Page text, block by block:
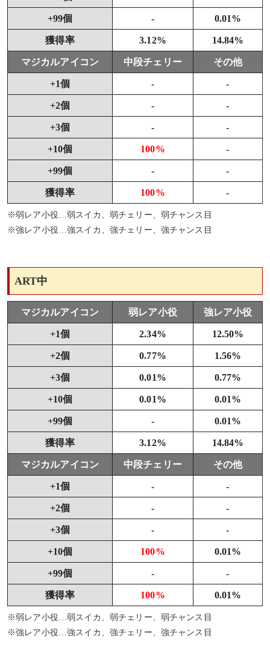
+99個 - 0.01%
獲得率 3.12% 14.84%
マジカルアイコン 中段チェリー その他
+1個 - -
+2個 - -
+3個 - -
+10個 100% -
+99個 - -
獲得率 100% -
※弱レア小役…弱スイカ、弱チェリー、弱チャンス目
※強レア小役…強スイカ、強チェリー、強チャンス目
ART中
マジカルアイコン 弱レア小役 強レア小役
+1個 2.34% 12.50%
+2個 0.77% 1.56%
+3個 0.01% 0.77%
+10個 0.01% 0.01%
+99個 - 0.01%
獲得率 3.12% 14.84%
マジカルアイコン 中段チェリー その他
+1個 - -
+2個 - -
+3個 - -
+10個 100% 0.01%
+99個 - -
獲得率 100% 0.01%
※弱レア小役…弱スイカ、弱チェリー、弱チャンス目
※強レア小役…強スイカ、強チェリー、強チャンス目